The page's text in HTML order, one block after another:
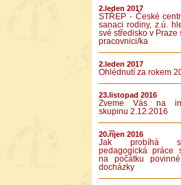
2.leden 2017
STŘEP - České
sanaci rodiny, z.ú.
své středisko v Praze
pracovnici/ka
2.leden 2017
Ohlédnutí za rokem
23.listopad 2016
Zveme Vás na
skupinu 2.12.2016
20.říjen 2016
Jak probíhá
pedagogická práce
na počátku
docházky